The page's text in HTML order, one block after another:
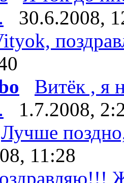
30.6.2008,
Витёк , я
1.7.2008,
Лучше
11:28